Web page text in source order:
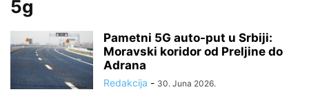
5g
Pametni 5G auto-put u Srbiji:
Moravski koridor od Preljine do
Adrana
Redakcija - 30. Juna 2026.